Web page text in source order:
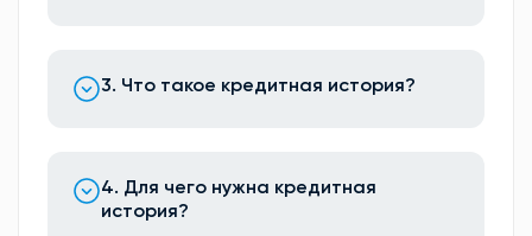
3. Что такое кредитная история?
4. Для чего нужна кредитная
история?